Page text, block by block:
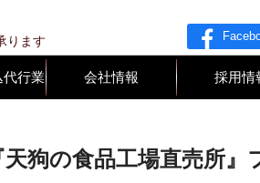
ります
代行業 会社情報 採用情
天狗の食品工場直売所』